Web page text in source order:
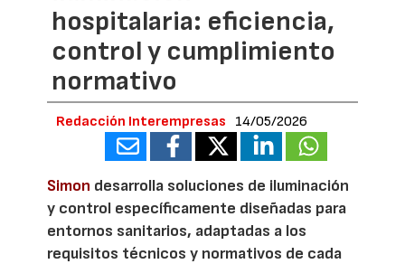
hospitalaria: eficiencia,
control y cumplimiento
normativo
Redacción Interempresas 14/05/2026
Simon desarrolla soluciones de iluminación
y control específicamente diseñadas para
entornos sanitarios, adaptadas a los
requisitos técnicos y normativos de cada